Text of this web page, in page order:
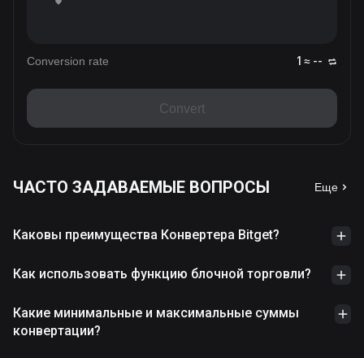
Conversion rate 1 ≈ --
Convert
ЧАСТО ЗАДАВАЕМЫЕ ВОПРОСЫ Еще
Каковы преимущества Конвертера Bitget?
Как использовать функцию блочной торговли?
Какие минимальные и максимальные суммы
конвертации?